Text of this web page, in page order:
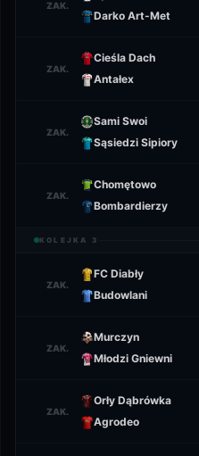
ZAK.
Darko Art-Met
ZAK.
Cieśla Dach
Antałex
ZAK.
Sami Swoi
Sąsiedzi Sipiory
ZAK.
Chomętowo
Bombardierzy
KOLEJKA 3
ZAK.
FC Diabły
Budowlani
ZAK.
Murczyn
Młodzi Gniewni
ZAK.
Orły Dąbrówka
Agrodeo